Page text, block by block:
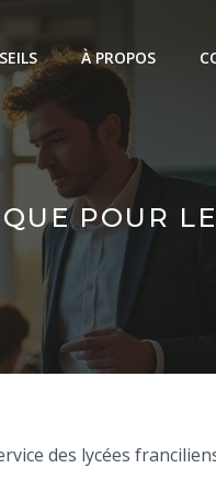
À PROPOS
POUR
des lycées